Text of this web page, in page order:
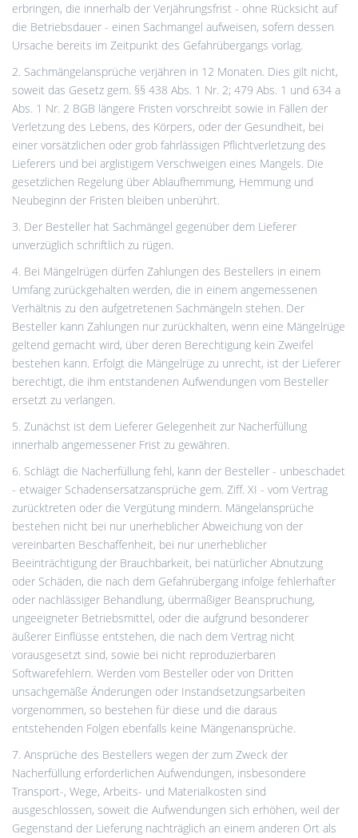
erbringen, die innerhalb der Verjährungsfrist - ohne Rücksicht auf
die Betriebsdauer - einen Sachmangel aufweisen, sofern dessen
Ursache bereits im Zeitpunkt des Gefahrübergangs vorlag.
2. Sachmängelansprüche verjähren in 12 Monaten. Dies gilt nicht,
soweit das Gesetz gem. §§ 438 Abs. 1 Nr. 2; 479 Abs. 1 und 634 a
Abs. 1 Nr. 2 BGB längere Fristen vorschreibt sowie in Fällen der
Verletzung des Lebens, des Körpers, oder der Gesundheit, bei
einer vorsätzlichen oder grob fahrlässigen Pflichtverletzung des
Lieferers und bei arglistigem Verschweigen eines Mangels. Die
gesetzlichen Regelung über Ablaufhemmung, Hemmung und
Neubeginn der Fristen bleiben unberührt.
3. Der Besteller hat Sachmängel gegenüber dem Lieferer
unverzüglich schriftlich zu rügen.
4. Bei Mängelrügen dürfen Zahlungen des Bestellers in einem
Umfang zurückgehalten werden, die in einem angemessenen
Verhältnis zu den aufgetretenen Sachmängeln stehen. Der
Besteller kann Zahlungen nur zurückhalten, wenn eine Mängelrüge
geltend gemacht wird, über deren Berechtigung kein Zweifel
bestehen kann. Erfolgt die Mängelrüge zu unrecht, ist der Lieferer
berechtigt, die ihm entstandenen Aufwendungen vom Besteller
ersetzt zu verlangen.
5. Zunächst ist dem Lieferer Gelegenheit zur Nacherfüllung
innerhalb angemessener Frist zu gewähren.
6. Schlägt die Nacherfüllung fehl, kann der Besteller - unbeschadet
- etwaiger Schadensersatzansprüche gem. Ziff. XI - vom Vertrag
zurücktreten oder die Vergütung mindern. Mängelansprüche
bestehen nicht bei nur unerheblicher Abweichung von der
vereinbarten Beschaffenheit, bei nur unerheblicher
Beeinträchtigung der Brauchbarkeit, bei natürlicher Abnutzung
oder Schäden, die nach dem Gefahrübergang infolge fehlerhafter
oder nachlässiger Behandlung, übermäßiger Beanspruchung,
ungeeigneter Betriebsmittel, oder die aufgrund besonderer
äußerer Einflüsse entstehen, die nach dem Vertrag nicht
vorausgesetzt sind, sowie bei nicht reproduzierbaren
Softwarefehlern. Werden vom Besteller oder von Dritten
unsachgemäße Änderungen oder Instandsetzungsarbeiten
vorgenommen, so bestehen für diese und die daraus
entstehenden Folgen ebenfalls keine Mängenansprüche.
7. Ansprüche des Bestellers wegen der zum Zweck der
Nacherfüllung erforderlichen Aufwendungen, insbesondere
Transport-, Wege, Arbeits- und Materialkosten sind
ausgeschlossen, soweit die Aufwendungen sich erhöhen, weil der
Gegenstand der Lieferung nachträglich an einem anderen Ort als